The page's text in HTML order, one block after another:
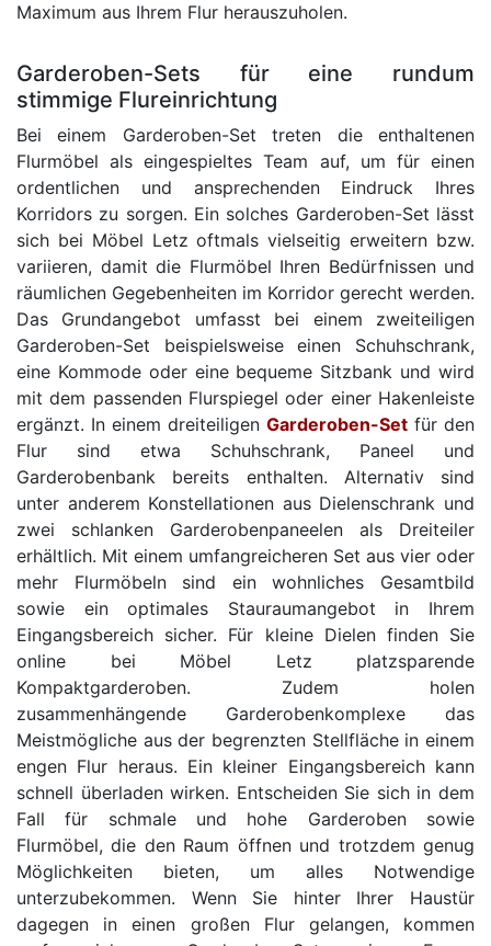
Maximum aus Ihrem Flur herauszuholen.
Garderoben-Sets für eine rundum
stimmige Flureinrichtung
Bei einem Garderoben-Set treten die enthaltenen
Flurmöbel als eingespieltes Team auf, um für einen
ordentlichen und ansprechenden Eindruck Ihres
Korridors zu sorgen. Ein solches Garderoben-Set lässt
sich bei Möbel Letz oftmals vielseitig erweitern bzw.
variieren, damit die Flurmöbel Ihren Bedürfnissen und
räumlichen Gegebenheiten im Korridor gerecht werden.
Das Grundangebot umfasst bei einem zweiteiligen
Garderoben-Set beispielsweise einen Schuhschrank,
eine Kommode oder eine bequeme Sitzbank und wird
mit dem passenden Flurspiegel oder einer Hakenleiste
ergänzt. In einem dreiteiligen Garderoben-Set für den
Flur sind etwa Schuhschrank, Paneel und
Garderobenbank bereits enthalten. Alternativ sind
unter anderem Konstellationen aus Dielenschrank und
zwei schlanken Garderobenpaneelen als Dreiteiler
erhältlich. Mit einem umfangreicheren Set aus vier oder
mehr Flurmöbeln sind ein wohnliches Gesamtbild
sowie ein optimales Stauraumangebot in Ihrem
Eingangsbereich sicher. Für kleine Dielen finden Sie
online bei Möbel Letz platzsparende
Kompaktgarderoben. Zudem holen
zusammenhängende Garderobenkomplexe das
Meistmögliche aus der begrenzten Stellfläche in einem
engen Flur heraus. Ein kleiner Eingangsbereich kann
schnell überladen wirken. Entscheiden Sie sich in dem
Fall für schmale und hohe Garderoben sowie
Flurmöbel, die den Raum öffnen und trotzdem genug
Möglichkeiten bieten, um alles Notwendige
unterzubekommen. Wenn Sie hinter Ihrer Haustür
dagegen in einen großen Flur gelangen, kommen